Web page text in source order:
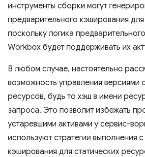
инструменты сборки могут
предварительного кэширования
поскольку логика
Workbox будет поддерживать их
В любом случае, настоятельно
возможность управления версиями
ресурсов, будь то хэш в имени
запроса. Это позволит избежать
устаревшими активами у сервис-
используют стратегии выполнения
кэширования для статических